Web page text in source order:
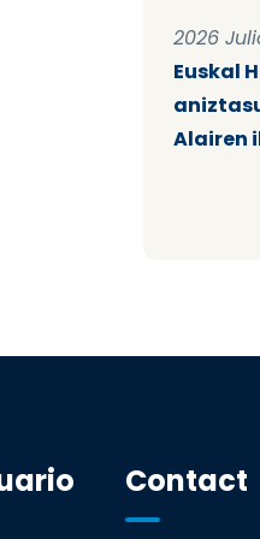
2026
Euskal
Alairen
Contact